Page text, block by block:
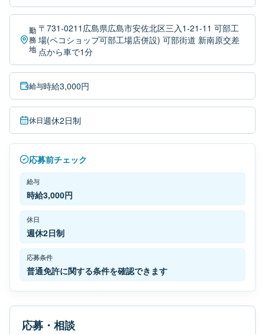
勤
務
地
〒731-0211広島県広島市安佐北区三入1-21-11 可部工
場(ペコショップ可部工場店併設) 可部街道 新南原交差
点から車で1分
給与時給3,000円
休日週休2日制
応募前チェック
給与
時給3,000円
休日
週休2日制
応募条件
普通免許に関する条件を確認できます
応募・相談